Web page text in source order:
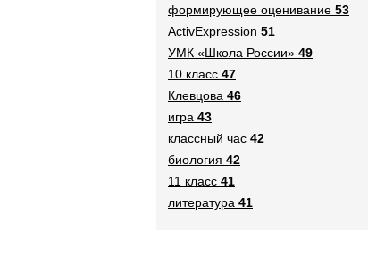
формирующее оценивание 53
ActivExpression 51
УМК «Школа России» 49
10 класс 47
Клевцова 46
игра 43
классный час 42
биология 42
11 класс 41
литература 41